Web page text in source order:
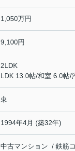
1,050万円
9,100円
2LDK
LDK 13.0帖/和室 6.0帖/
東
1994年4月 (築32年)
中古マンション / 鉄筋